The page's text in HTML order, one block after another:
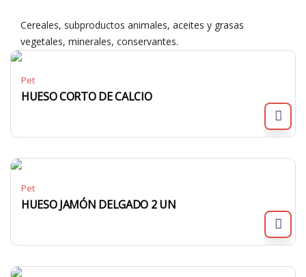
Cereales, subproductos animales, aceites y grasas
vegetales, minerales, conservantes.
Pet
HUESO CORTO DE CALCIO
Pet
HUESO JAMÓN DELGADO 2 UN